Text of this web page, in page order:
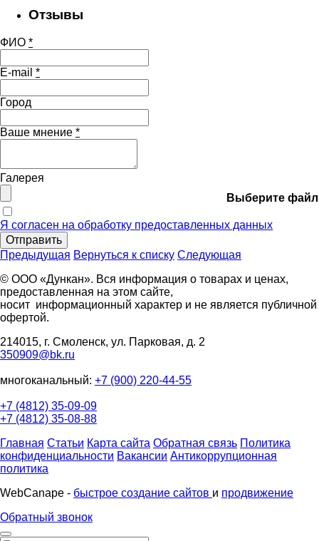
Отзывы
ФИО *
E-mail *
Город
Ваше мнение *
Галерея
Выберите файл
Я согласен на обработку предоставленных данных
Отправить
Предыдущая Вернуться к списку Следующая
© ООО «Дункан». Вся информация о товарах и ценах,
предоставленная на этом сайте,
носит информационный характер и не является публичной
офертой.
214015, г. Смоленск, ул. Парковая, д. 2
350909@bk.ru
многоканальный: +7 (900) 220-44-55
+7 (4812) 35-09-09
+7 (4812) 35-08-88
Главная Статьи Карта сайта Обратная связь Политика
конфиденциальности Вакансии Антикоррупционная
политика
WebCanape - быстрое создание сайтов и продвижение
Обратный звонок